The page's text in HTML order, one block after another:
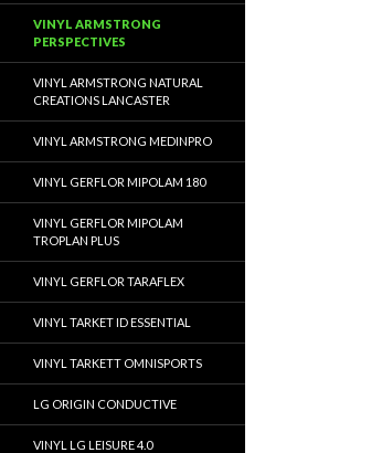
VINYL ARMSTRONG
PERSPECTIVES
VINYL ARMSTRONG NATURAL
CREATIONS LANCASTER
VINYL ARMSTRONG MEDINPRO
VINYL GERFLOR MIPOLAM 180
VINYL GERFLOR MIPOLAM
TROPLAN PLUS
VINYL GERFLOR TARAFLEX
VINYL TARKET ID ESSENTIAL
VINYL TARKETT OMNISPORTS
LG ORIGIN CONDUCTIVE
VINYL LG LEISURE 4.0